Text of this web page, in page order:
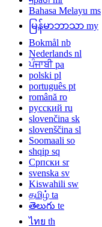
Bahasa Melayu ms
မြန်မာဘာသာ my
Bokmål nb
Nederlands nl
ਪੰਜਾਬੀ pa
polski pl
português pt
română ro
русский ru
slovenčina sk
slovenščina sl
Soomaali so
shqip sq
Српски sr
svenska sv
Kiswahili sw
தமிழ் ta
తెలుగు te
ไทย th